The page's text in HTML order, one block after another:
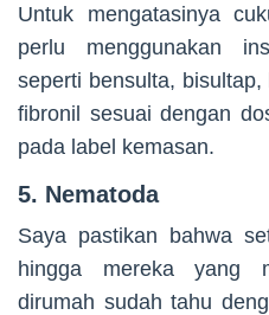
Untuk mengatasinya
perlu menggunakan
seperti bensulta,
fibronil sesuai dengan
pada label kemasan.
5. Nematoda
Saya pastikan bahwa
hingga mereka yang
dirumah sudah tahu